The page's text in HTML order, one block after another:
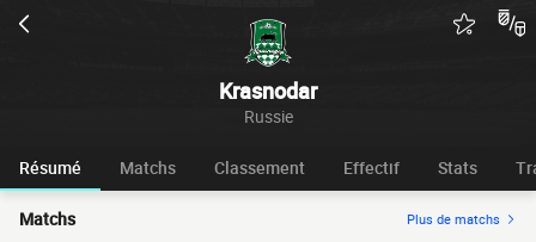
Krasnodar
Russie
Résumé Matchs Classement Effectif Stats
Matchs Plus de matchs